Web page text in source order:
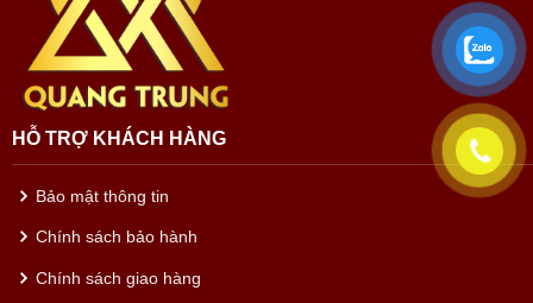
HỖ TRỢ KHÁCH HÀNG
Bảo mật thông tin
Chính sách bảo hành
Chính sách giao hàng